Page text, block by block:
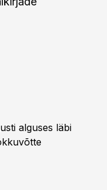
alguses läbi